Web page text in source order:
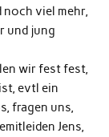
noch viel mehr,
und jung
wir fest fest,
evtl ein
fragen uns,
Jens,